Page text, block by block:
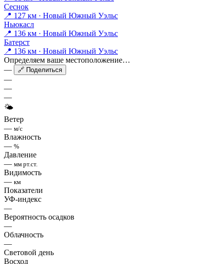
Сеснок
📍 127 км · Новый Южный Уэльс
Ньюкасл
📍 136 км · Новый Южный Уэльс
Батерст
📍 136 км · Новый Южный Уэльс
Определяем ваше местоположение…
—
🔗 Поделиться
—
—
—
🌤
Ветер
— м/с
Влажность
— %
Давление
— мм рт.ст.
Видимость
— км
Показатели
УФ-индекс
—
Вероятность осадков
—
Облачность
—
Световой день
Восход